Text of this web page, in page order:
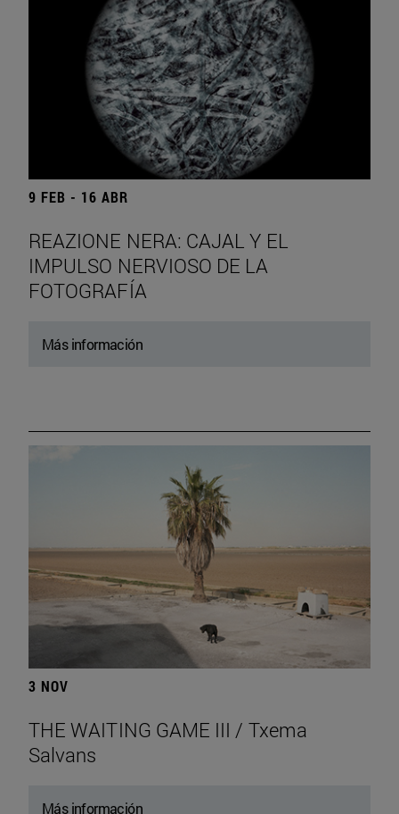
9 FEB - 16 ABR
REAZIONE NERA: CAJAL Y EL
IMPULSO NERVIOSO DE LA
FOTOGRAFÍA
Más información
3 NOV
THE WAITING GAME III / Txema
Salvans
Más información